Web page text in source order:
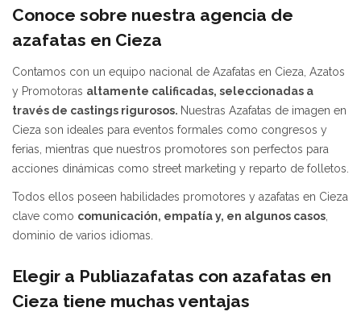
Conoce sobre nuestra agencia de
azafatas en Cieza
Contamos con un equipo nacional de Azafatas en Cieza, Azatos
y Promotoras altamente calificadas, seleccionadas a
través de castings rigurosos. Nuestras Azafatas de imagen en
Cieza son ideales para eventos formales como congresos y
ferias, mientras que nuestros promotores son perfectos para
acciones dinámicas como street marketing y reparto de folletos.
Todos ellos poseen habilidades promotores y azafatas en Cieza
clave como comunicación, empatía y, en algunos casos
dominio de varios idiomas.
Elegir a Publiazafatas con azafatas en
Cieza tiene muchas ventajas